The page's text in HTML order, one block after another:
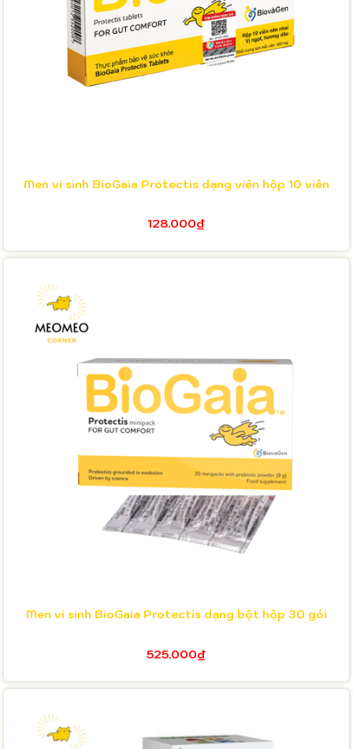
Men vi sinh BioGaia Protectis dạng viên hộp 10 viên
128.000₫
Men vi sinh BioGaia Protectis dạng bột hộp 30 gói
525.000₫